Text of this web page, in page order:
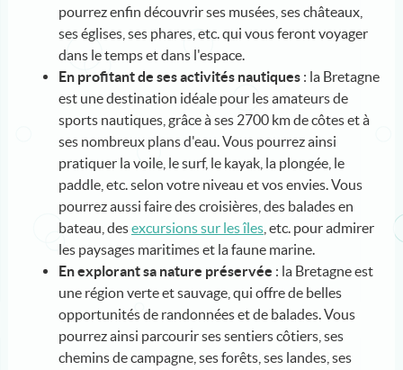
pourrez enfin découvrir ses musées, ses châteaux,
ses églises, ses phares, etc. qui vous feront voyager
dans le temps et dans l'espace.
En profitant de ses activités nautiques: la Bretagne
est une destination idéale pour les amateurs de
sports nautiques, grâce à ses 2700 km de côtes et à
ses nombreux plans d'eau. Vous pourrez ainsi
pratiquer la voile, le surf, le kayak, la plongée, le
paddle, etc. selon votre niveau et vos envies. Vous
pourrez aussi faire des croisières, des balades en
bateau, desexcursions sur les îles, etc. pour admirer
les paysages maritimes et la faune marine.
En explorant sa nature préservée : la Bretagne est
une région verte et sauvage, qui offre de belles
opportunités de randonnées et de balades. Vous
pourrez ainsi parcourir ses sentiers côtiers, ses
chemins de campagne, ses forêts, ses landes, ses